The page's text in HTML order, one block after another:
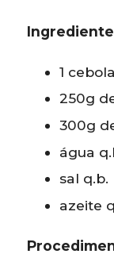
1
250g
300g
água
sal q.b.
azeite